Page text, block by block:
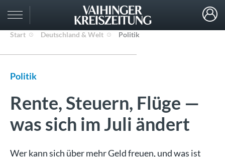
Start Deutschland & Welt Politik
Politik
Rente, Steuern, Flüge —
was sich im Juli ändert
Wer kann sich über mehr Geld freuen, und was ist